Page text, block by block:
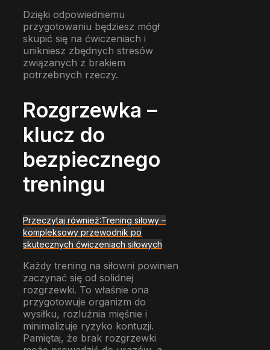
Dzięki odpowiedniemu
przygotowaniu będziesz mógł
skupić się na ćwiczeniach i
unikniesz zbędnych stresów
związanych z brakiem
potrzebnych rzeczy.
Rozgrzewka –
klucz do
bezpiecznego
treningu
Przeczytaj również:Trening siłowy –
kompleksowy przewodnik po
skutecznych ćwiczeniach siłowych
Każdy trening na siłowni powinien
zaczynać się od solidnej
rozgrzewki. To właśnie ona
przygotowuje organizm do
wysiłku, rozluźnia mięśnie i
minimalizuje ryzyko kontuzji.
Pamiętaj, że brak rozgrzewki